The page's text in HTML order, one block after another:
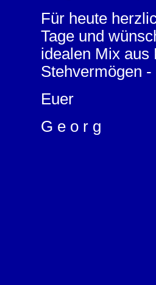
Für heute
Tage und
idealen Mix aus
Stehvermögen
Euer
G e o r g